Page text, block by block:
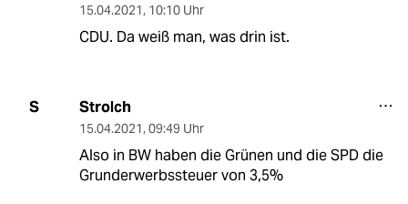
15.04.2021, 10:10 Uhr
CDU. Da weiß man, was drin ist.
S Strolch
15.04.2021, 09:49 Uhr
Also in BW haben die Grünen und die SPD die
Grunderwerbssteuer von 3,5%